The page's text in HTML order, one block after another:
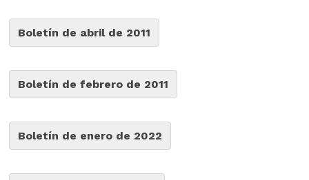
Boletín de abril de 2011
Boletín de febrero de 2011
Boletín de enero de 2022